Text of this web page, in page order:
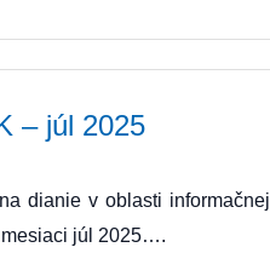
– júl 2025
dianie v oblasti informačnej
mesiaci júl 2025….